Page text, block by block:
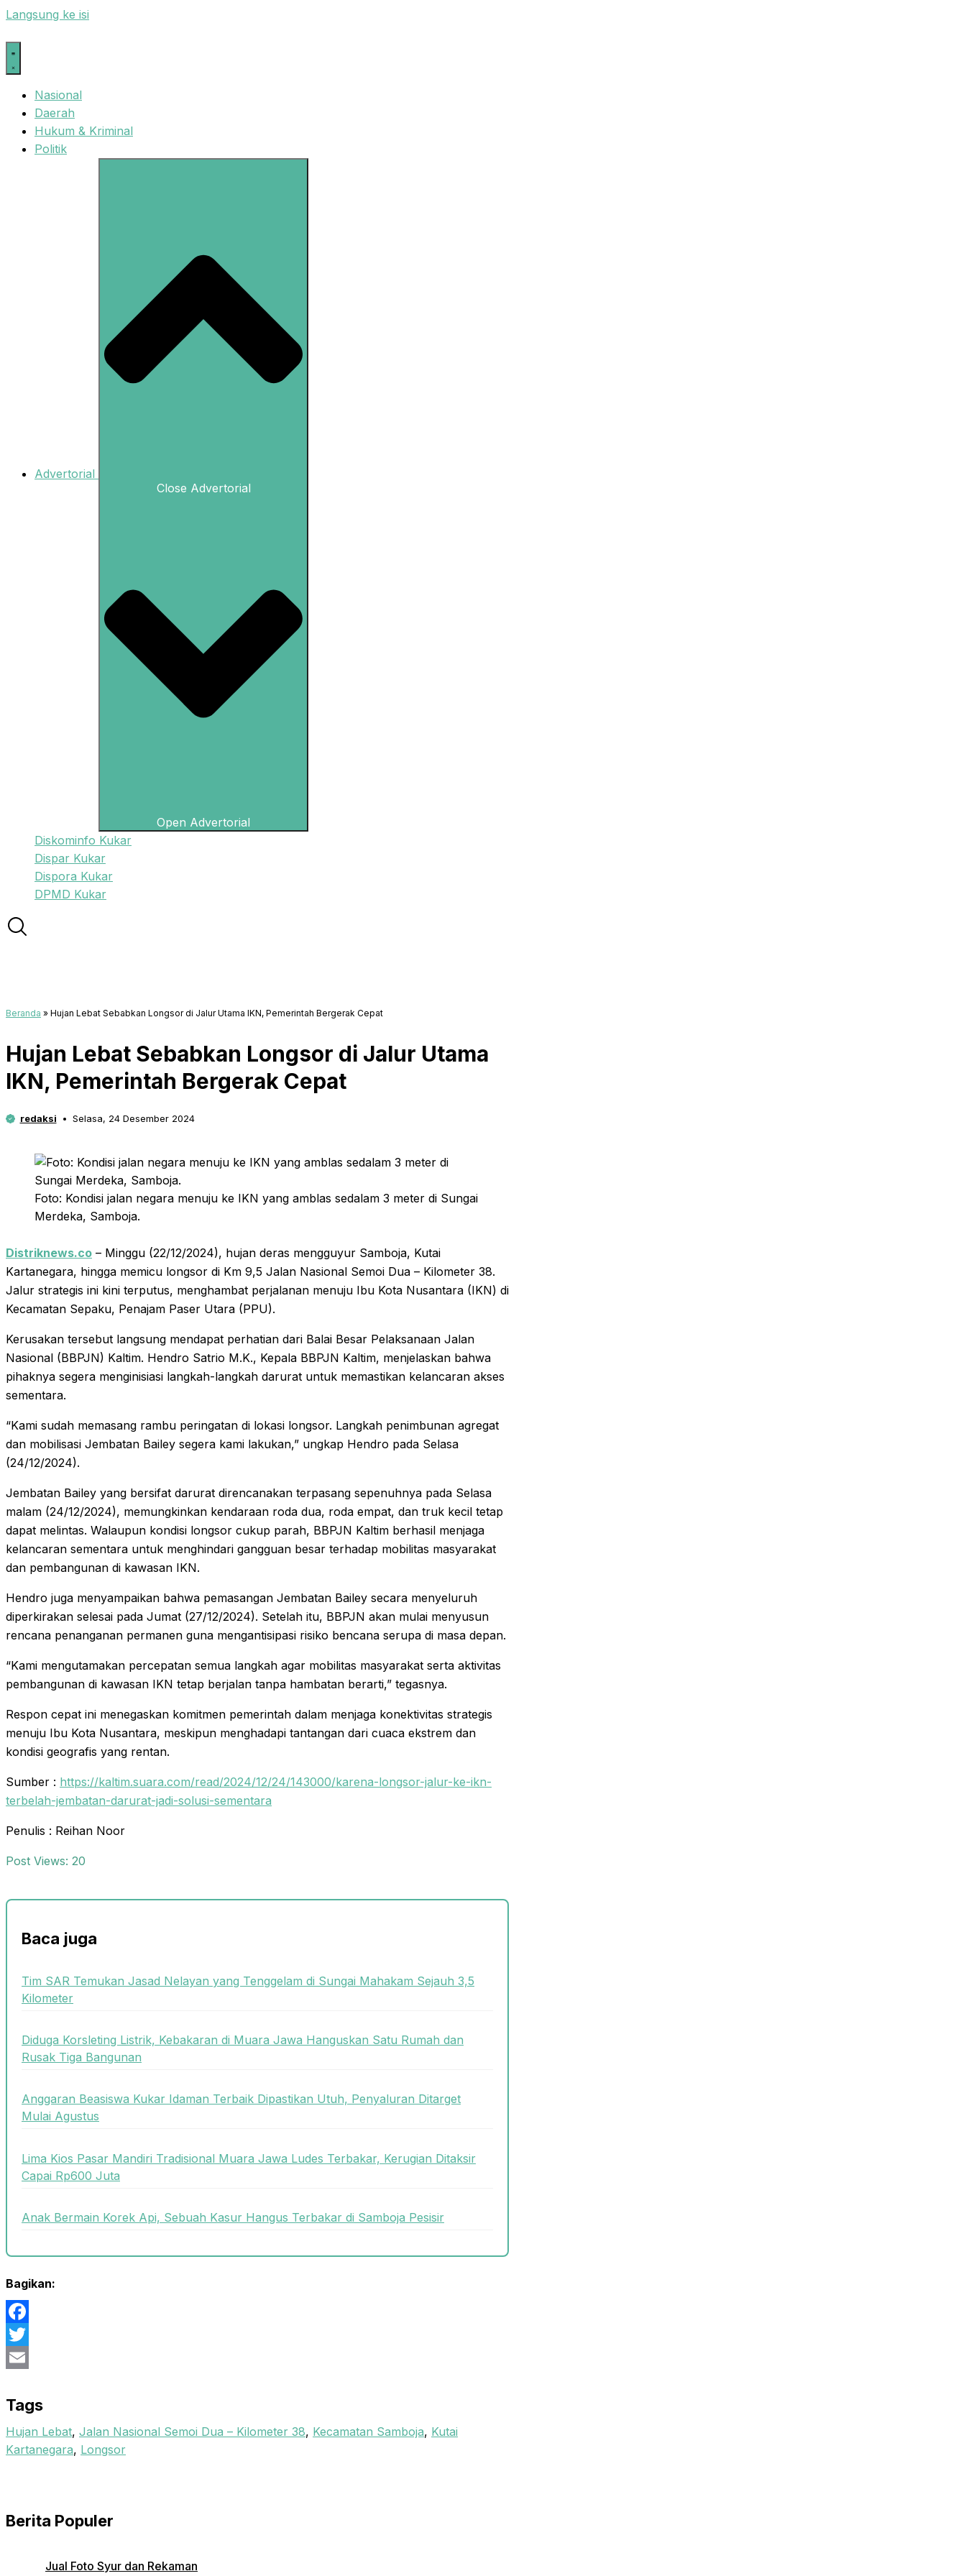
Langsung ke isi
Nasional
Daerah
Hukum & Kriminal
Politik
Advertorial
Close Advertorial
Open Advertorial
Diskominfo Kukar
Dispar Kukar
Dispora Kukar
DPMD Kukar
Beranda » Hujan Lebat Sebabkan Longsor di Jalur Utama IKN, Pemerintah Bergerak Cepat
Hujan Lebat Sebabkan Longsor di Jalur Utama
IKN, Pemerintah Bergerak Cepat
redaksi Selasa, 24 Desember 2024
Foto: Kondisi jalan negara menuju ke IKN yang amblas sedalam 3 meter di Sungai
Merdeka, Samboja.
Distriknews.co – Minggu (22/12/2024), hujan deras mengguyur Samboja, Kutai
Kartanegara, hingga memicu longsor di Km 9,5 Jalan Nasional Semoi Dua – Kilometer 38.
Jalur strategis ini kini terputus, menghambat perjalanan menuju Ibu Kota Nusantara (IKN) di
Kecamatan Sepaku, Penajam Paser Utara (PPU).
Kerusakan tersebut langsung mendapat perhatian dari Balai Besar Pelaksanaan Jalan
Nasional (BBPJN) Kaltim. Hendro Satrio M.K., Kepala BBPJN Kaltim, menjelaskan bahwa
pihaknya segera menginisiasi langkah-langkah darurat untuk memastikan kelancaran akses
sementara.
“Kami sudah memasang rambu peringatan di lokasi longsor. Langkah penimbunan agregat
dan mobilisasi Jembatan Bailey segera kami lakukan,” ungkap Hendro pada Selasa
(24/12/2024).
Jembatan Bailey yang bersifat darurat direncanakan terpasang sepenuhnya pada Selasa
malam (24/12/2024), memungkinkan kendaraan roda dua, roda empat, dan truk kecil tetap
dapat melintas. Walaupun kondisi longsor cukup parah, BBPJN Kaltim berhasil menjaga
kelancaran sementara untuk menghindari gangguan besar terhadap mobilitas masyarakat
dan pembangunan di kawasan IKN.
Hendro juga menyampaikan bahwa pemasangan Jembatan Bailey secara menyeluruh
diperkirakan selesai pada Jumat (27/12/2024). Setelah itu, BBPJN akan mulai menyusun
rencana penanganan permanen guna mengantisipasi risiko bencana serupa di masa depan.
“Kami mengutamakan percepatan semua langkah agar mobilitas masyarakat serta aktivitas
pembangunan di kawasan IKN tetap berjalan tanpa hambatan berarti,” tegasnya.
Respon cepat ini menegaskan komitmen pemerintah dalam menjaga konektivitas strategis
menuju Ibu Kota Nusantara, meskipun menghadapi tantangan dari cuaca ekstrem dan
kondisi geografis yang rentan.
Sumber : https://kaltim.suara.com/read/2024/12/24/143000/karena-longsor-jalur-ke-ikn-
terbelah-jembatan-darurat-jadi-solusi-sementara
Penulis : Reihan Noor
Post Views: 20
Baca juga
Tim SAR Temukan Jasad Nelayan yang Tenggelam di Sungai Mahakam Sejauh 3,5
Kilometer
Diduga Korsleting Listrik, Kebakaran di Muara Jawa Hanguskan Satu Rumah dan
Rusak Tiga Bangunan
Anggaran Beasiswa Kukar Idaman Terbaik Dipastikan Utuh, Penyaluran Ditarget
Mulai Agustus
Lima Kios Pasar Mandiri Tradisional Muara Jawa Ludes Terbakar, Kerugian Ditaksir
Capai Rp600 Juta
Anak Bermain Korek Api, Sebuah Kasur Hangus Terbakar di Samboja Pesisir
Bagikan:
Facebook
Twitter
Tags
Hujan Lebat, Jalan Nasional Semoi Dua – Kilometer 38, Kecamatan Samboja, Kutai
Kartanegara, Longsor
Berita Populer
Jual Foto Syur dan Rekaman